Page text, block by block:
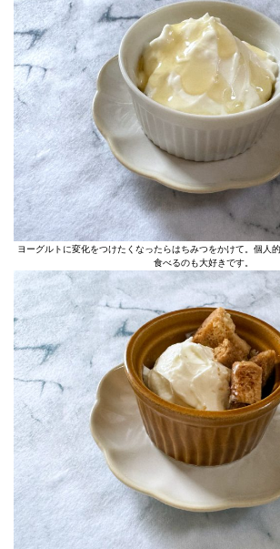
ヨーグルトに変化をつけたくなったらはちみつをかけて。個人
食べるのも大好きです。